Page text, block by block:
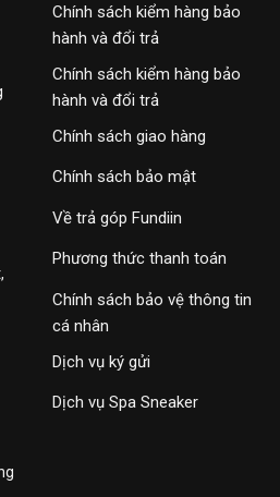
Chính sách kiểm hàng bảo
hành và đổi trả
Chính sách kiểm hàng bảo
hành và đổi trả
Chính sách giao hàng
Chính sách bảo mật
Về trả góp Fundiin
Phương thức thanh toán
Chính sách bảo vệ thông tin
cá nhân
Dịch vụ ký gửi
Dịch vụ Spa Sneaker